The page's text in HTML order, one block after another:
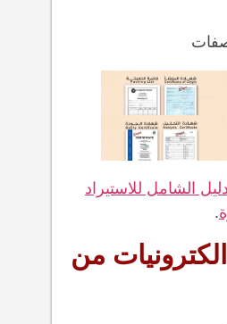
الشامل للاستيراد
.
من